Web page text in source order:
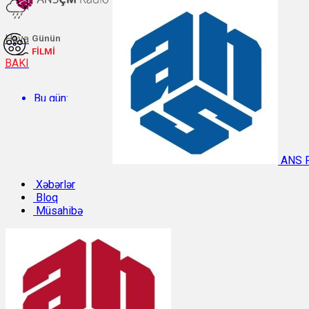
Hava
BAKI
Bu gün:
Temperatur: 26.5°C. Rütubət: 64%.
Sabah:
Günün
FİLMİ
ANS
Xəbərlər
Bloq
Müsahibə